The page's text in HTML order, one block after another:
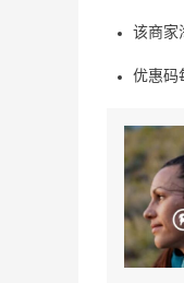
该商家
优惠码